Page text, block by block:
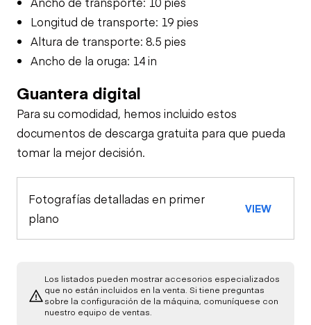
Longitud de transporte: 19 pies
Altura de transporte: 8.5 pies
Ancho de la oruga: 14 in
Guantera digital
Para su comodidad, hemos incluido estos
documentos de descarga gratuita para que pueda
tomar la mejor decisión.
Fotografías detalladas en primer
plano
VIEW
Los listados pueden mostrar accesorios especializados
que no están incluidos en la venta. Si tiene preguntas
sobre la configuración de la máquina, comuníquese con
nuestro equipo de ventas.